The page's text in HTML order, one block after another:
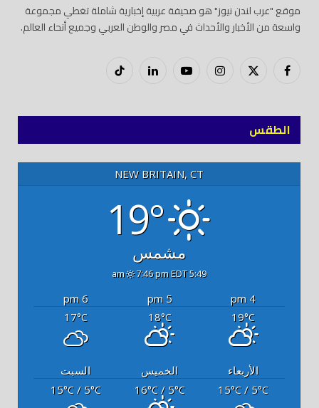
موقع "عرب لندن نيوز" هو صحيفة عربية إخبارية شاملة تغطي مجموعة
واسعة من الأخبار والأحداث في مصر والوطن العربي وجميع أنحاء العالم.
فيسبوكX
إنستغراميوتيوب لينكدود
تيك
الطقس
NEW BRITAIN, CT
19°
مشمس
5:49 am
7:46 pm EDT
4 pm
5 pm
6 pm
19°C
18°C
17°C
الأربعاء الخميس
السبت
15°C / 5°C
16°C/ 5°C
15°C/ 5°C